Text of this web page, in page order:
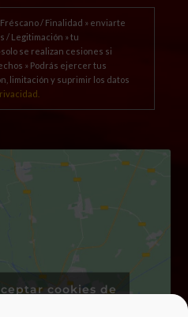
/ Finalidad » enviarte
/ Legitimación » tu
se realizan cesiones si
» Podrás ejercer tus
limitación y suprimir los datos
cookies de